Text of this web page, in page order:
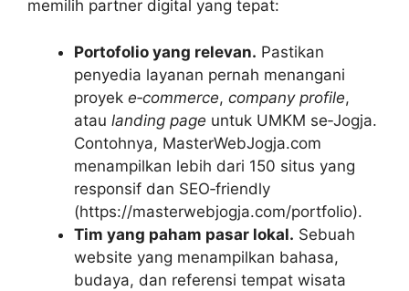
memilih partner digital yang tepat:
Portofolio yang relevan. Pastikan
penyedia layanan pernah menangani
proyek e‑commerce, company profile,
atau landing page untuk UMKM se‑Jogja.
Contohnya, MasterWebJogja.com
menampilkan lebih dari 150 situs yang
responsif dan SEO‑friendly
(https://masterwebjogja.com/portfolio).
Tim yang paham pasar lokal. Sebuah
website yang menampilkan bahasa,
budaya, dan referensi tempat wisata